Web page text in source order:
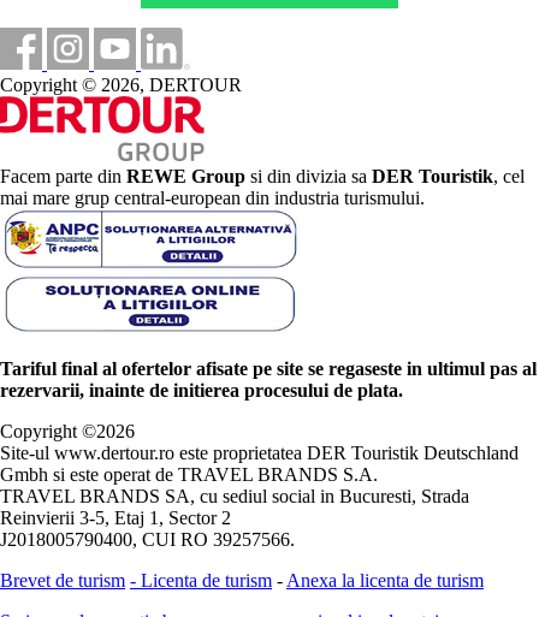
Copyright © 2026, DERTOUR
Facem parte din REWE Group si din divizia sa DER Touristik, cel
mai mare grup central-european din industria turismului.
Tariful final al ofertelor afisate pe site se regaseste in ultimul pas al
rezervarii, inainte de initierea procesului de plata.
Copyright ©2026
Site-ul www.dertour.ro este proprietatea DER Touristik Deutschland
Gmbh si este operat de TRAVEL BRANDS S.A.
TRAVEL BRANDS SA, cu sediul social in Bucuresti, Strada
Reinvierii 3-5, Etaj 1, Sector 2
J2018005790400, CUI RO 39257566.
Brevet de turism - Licenta de turism - Anexa la licenta de turism